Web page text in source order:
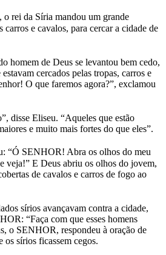
o rei da Síria mandou um grande
e cavalos, para cercar a cidade de
homem de Deus se levantou bem cedo,
cercados pelas tropas, carros e
O que faremos agora?”, exclamou
disse Eliseu. “Aqueles que estão
e muito mais fortes do que eles”.
“Ó SENHOR! Abra os olhos do meu
veja!” E Deus abriu os olhos do jovem,
de cavalos e carros de fogo ao
sírios avançavam contra a cidade,
“Faça com que esses homens
o SENHOR, respondeu à oração de
os sírios ficassem cegos.